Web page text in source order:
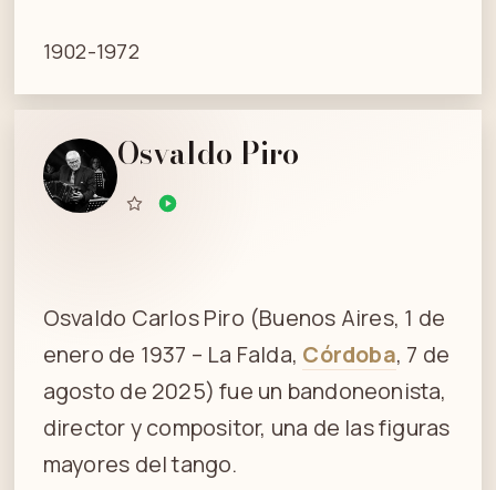
1902-1972
Osvaldo Piro
Osvaldo Carlos Piro (Buenos Aires, 1 de
enero de 1937 – La Falda, Córdoba, 7 de
agosto de 2025) fue un bandoneonista,
director y compositor, una de las figuras
mayores del tango.